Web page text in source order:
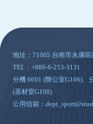
地址：71005 台南市永康
TEL：+886-6-253-3131
分機 6601 (辦公室G106)、
(器材室G108)
公用信箱：